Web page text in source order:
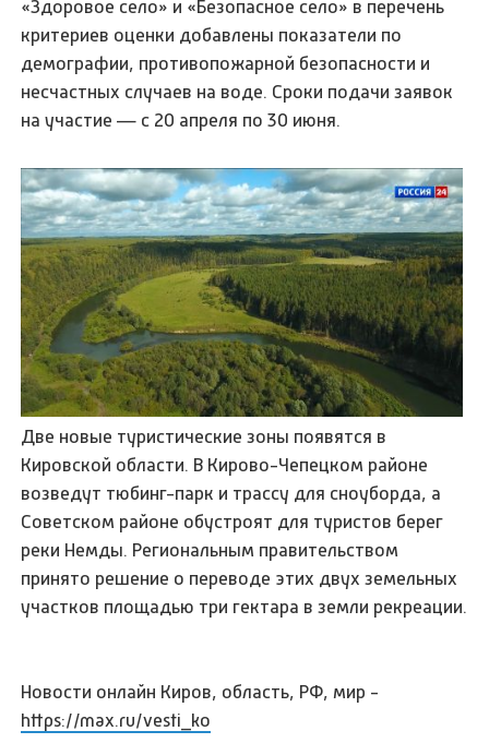
«Здоровое село» и «Безопасное село» в перечень
критериев оценки добавлены показатели по
демографии, противопожарной безопасности и
несчастных случаев на воде. Сроки подачи заявок
на участие — с 20 апреля по 30 июня.
Две новые туристические зоны появятся в
Кировской области. В Кирово-Чепецком районе
возведут тюбинг-парк и трассу для сноуборда, а
Советском районе обустроят для туристов берег
реки Немды. Региональным правительством
принято решение о переводе этих двух земельных
участков площадью три гектара в земли рекреации.
Новости онлайн Киров, область, РФ, мир -
https://max.ru/vesti_ko